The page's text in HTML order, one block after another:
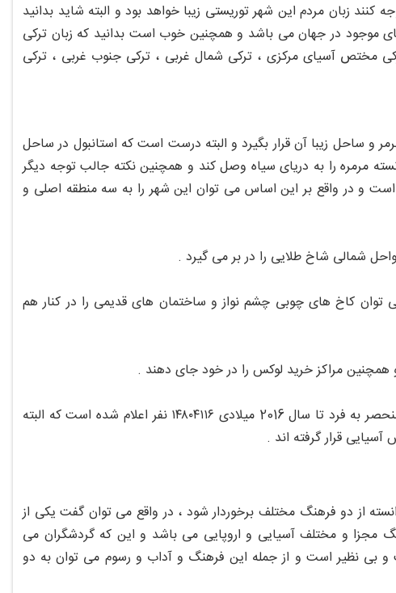
زبان مردم این شهر توریستی زیبا خواهد بود و البته شاید بدانید
موجود در جهان می باشد و همچنین خوب است بدانید که زبان ترکی
مختص آسیای مرکزی ، ترکی شمال غربی ، ترکی جنوب غربی ، ترکی
غربی منطقه مرمر و ساحل زیبا آن قرار بگیرد و البته درست است که استانبول در ساحل
مرمره را به دریای سیاه وصل کند و همچنین نکته جالب توجه دیگر
و در واقع بر این اساس می توان این شهر را به سه منطقه اصلی و
توان کاخ های چوبی چشم نواز و ساختمان های قدیمی را در کنار هم
همچننی خوب است بدانید که بر طبق سرشماری ها جمعیت این شهر زیبا و منحصر به فرد تا سال 2016 میلادی ۱۴۸۰۴۱۱۶ نفر اعلام شده است که البته
از دو فرهنگ مختلف برخوردار شود ، در واقع می توان گفت یکی از
مجزا و مختلف آسیایی و اروپایی می باشد و این که گردشگران می
و بی نظیر است و از جمله این فرهنگ و آداب و رسوم می توان به دو